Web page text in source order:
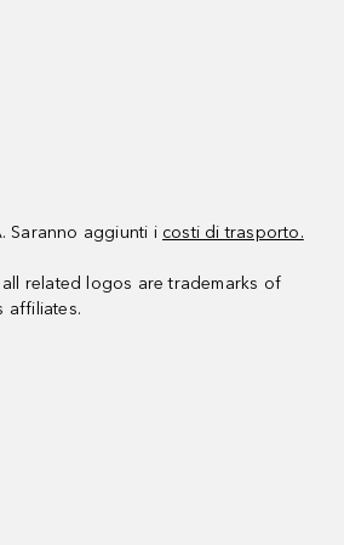
Saranno aggiunti i costi di trasporto.
related logos are trademarks of
affiliates.